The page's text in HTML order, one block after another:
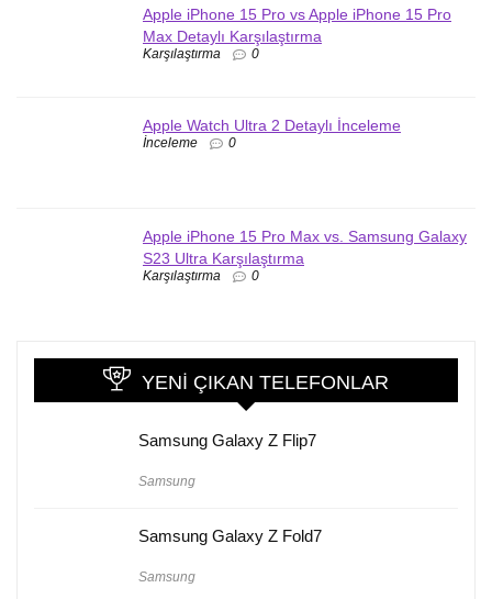
Apple iPhone 15 Pro vs Apple iPhone 15 Pro
Max Detaylı Karşılaştırma
Karşılaştırma 0
Apple Watch Ultra 2 Detaylı İnceleme
İnceleme 0
Apple iPhone 15 Pro Max vs. Samsung Galaxy
S23 Ultra Karşılaştırma
Karşılaştırma 0
YENI ÇIKAN TELEFONLAR
Samsung Galaxy Z Flip7
Samsung
Samsung Galaxy Z Fold7
Samsung